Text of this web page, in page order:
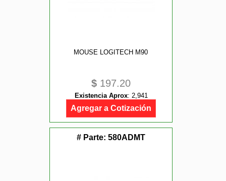
MOUSE LOGITECH M90
$ 197.20
Existencia Aprox: 2,941
Agregar a Cotización
# Parte: 580ADMT